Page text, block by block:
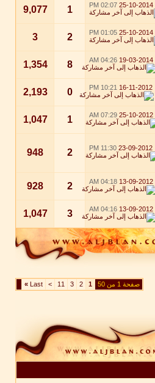
25-10-2014
02:07 PM
1
9,077
25-10-2014
01:05 PM
2
3
19-03-2014
04:26 AM
8
1,354
16-11-2012
10:21 PM
0
2,193
25-10-2012
07:29 AM
1
1,047
23-09-2012
11:30 PM
2
948
13-09-2012
04:18 AM
2
928
13-09-2012
04:16 AM
3
1,047
صفحة 1 من 50 1
2
3
11
>
Last
»